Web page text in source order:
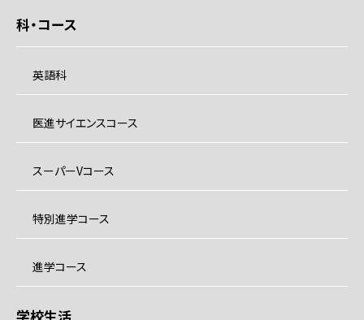
科・コース
英語科
医進サイエンスコース
スーパーVコース
特別進学コース
進学コース